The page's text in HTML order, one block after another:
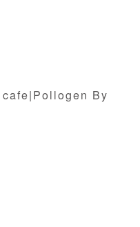
cafe|Pollogen By